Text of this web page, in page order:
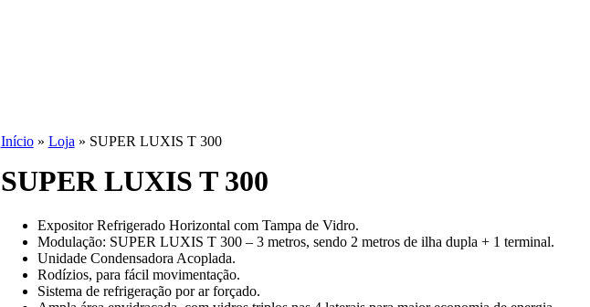
Início» Loja » SUPER LUXIS T 300
SUPER LUXIS T 300
Expositor Refrigerado Horizontal com Tampa de Vidro.
Modulação: SUPER LUXIS T 300 – 3 metros, sendo 2 metros de ilha dupla + 1 terminal.
Unidade Condensadora Acoplada.
Rodízios, para fácil movimentação.
Sistema de refrigeração por ar forçado.